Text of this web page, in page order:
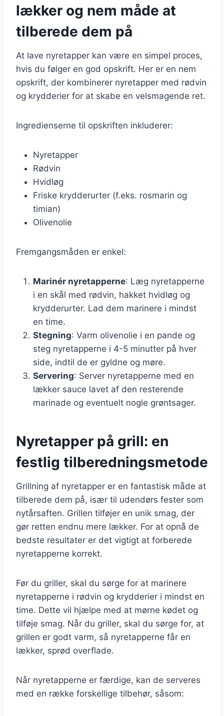
lækker og nem måde at
tilberede dem på
At lave nyretapper kan være en simpel proces,
hvis du følger en god opskrift. Her er en nem
opskrift, der kombinerer nyretapper med rødvin
og krydderier for at skabe en velsmagende ret.
Ingredienserne til opskriften inkluderer:
Nyretapper
Rødvin
Hvidløg
Friske krydderurter (f.eks. rosmarin og
timian)
Olivenolie
Fremgangsmåden er enkel:
Marinér nyretapperne: Læg nyretapperne
i en skål med rødvin, hakket hvidløg og
krydderurter. Lad dem marinere i mindst
en time.
Stegning: Varm olivenolie i en pande og
steg nyretapperne i 4-5 minutter på hver
side, indtil de er gyldne og møre.
Servering: Server nyretapperne med en
lækker sauce lavet af den resterende
marinade og eventuelt nogle grøntsager.
Nyretapper på grill: en
festlig tilberedningsmetode
Grillning af nyretapper er en fantastisk måde at
tilberede dem på, især til udendørs fester som
nytårsaften. Grillen tilføjer en unik smag, der
gør retten endnu mere lækker. For at opnå de
bedste resultater er det vigtigt at forberede
nyretapperne korrekt.
Før du griller, skal du sørge for at marinere
nyretapperne i rødvin og krydderier i mindst en
time. Dette vil hjælpe med at mørne kødet og
tilføje smag. Når du griller, skal du sørge for, at
grillen er godt varm, så nyretapperne får en
lækker, sprød overflade.
Når nyretapperne er færdige, kan de serveres
med en række forskellige tilbehør, såsom: